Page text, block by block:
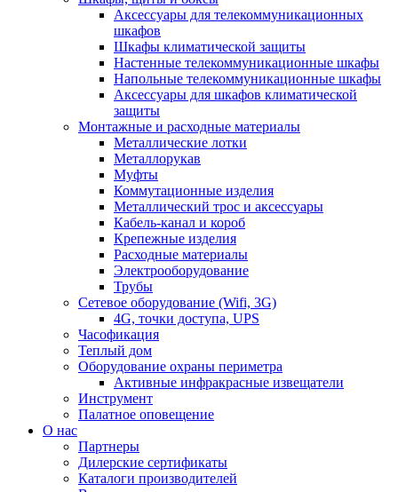
Аксессуары для телекоммуникационных
шкафов
Шкафы климатической защиты
Настенные телекоммуникационные шкафы
Напольные телекоммуникационные шкафы
Аксессуары для шкафов климатической
защиты
Монтажные и расходные материалы
Металлические лотки
Металлорукав
Муфты
Коммутационные изделия
Металлический трос и аксессуары
Кабель-канал и короб
Крепежные изделия
Расходные материалы
Электрооборудование
Трубы
Сетевое оборудование (Wifi, 3G)
4G, точки доступа, UPS
Часофикация
Теплый дом
Оборудование охраны периметра
Активные инфракрасные извещатели
Инструмент
Палатное оповещение
О нас
Партнеры
Дилерские сертификаты
Каталоги производителей